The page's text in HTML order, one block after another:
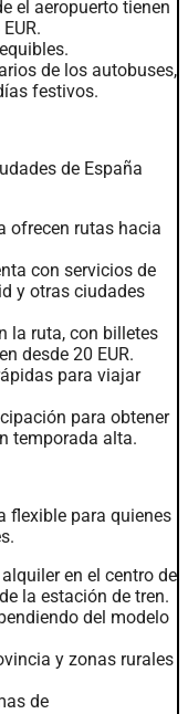
el aeropuerto tienen
de los autobuses,
festivos.
de España
ofrecen rutas hacia
con servicios de
y otras ciudades
la ruta, con billetes
desde 20 EUR.
para viajar
para obtener
temporada alta.
flexible para quienes
en el centro de
la estación de tren.
del modelo
y zonas rurales
de